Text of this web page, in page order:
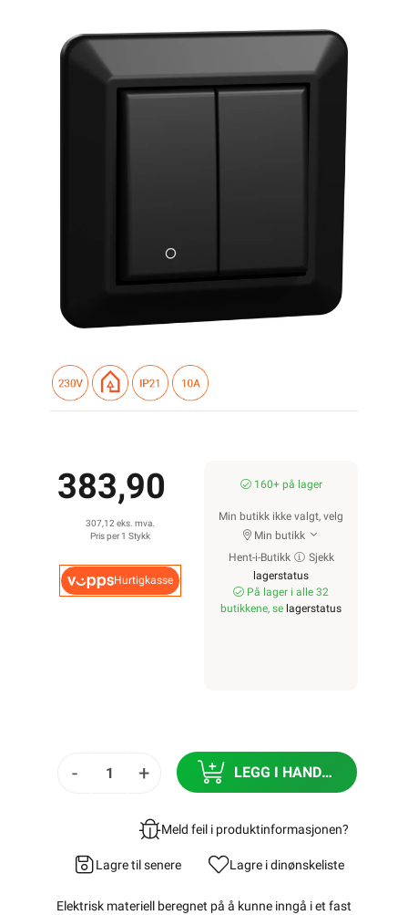
383,90
307,12 eks. mva.
Pris per 1 Stykk
Hurtigkasse
160+ på lager
Min butikk ikke valgt, velg
Min butikk
Hent-i-Butikk
Sjekk
lagerstatus
På lager i alle 32
butikkene, se lagerstatus
- + LEGG I HANDLEKURV
Meld feil i produktinformasjonen?
Lagre til senere Lagre i dinønskeliste
Elektrisk materiell beregnet på å kunne inngå i et fast